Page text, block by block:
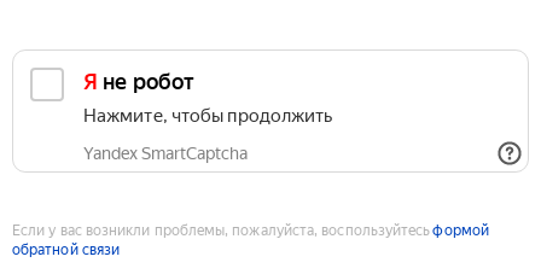
Я не робот
Нажмите, чтобы продолжить
Yandex SmartCaptcha
Если у вас возникли проблемы, пожалуйста, воспользуйтесьформой
обратной связи